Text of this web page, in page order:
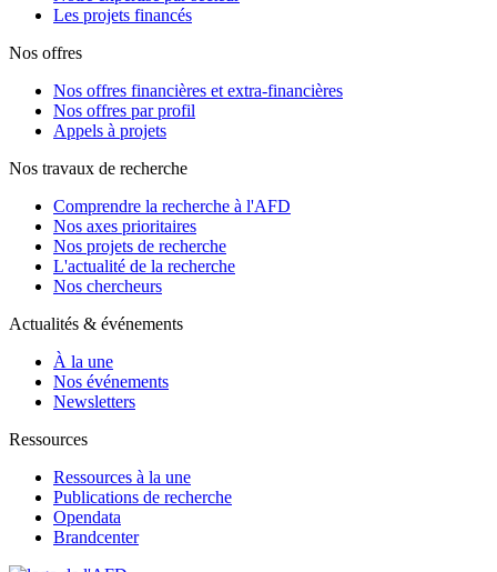
Les projets financés
Nos offres
Nos offres financières et extra-financières
Nos offres par profil
Appels à projets
Nos travaux de recherche
Comprendre la recherche à l'AFD
Nos axes prioritaires
Nos projets de recherche
L'actualité de la recherche
Nos chercheurs
Actualités & événements
À la une
Nos événements
Newsletters
Ressources
Ressources à la une
Publications de recherche
Opendata
Brandcenter